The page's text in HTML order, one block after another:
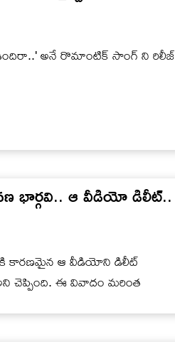
అనే రొమాంటిక్ సాంగ్ ని రిలీజ్
భార్గవి.. ఆ వీడియో డిలీట్..
కారణమైన ఆ వీడియోని డిలీట్
చెప్పింది. ఈ వివాదం మరింత